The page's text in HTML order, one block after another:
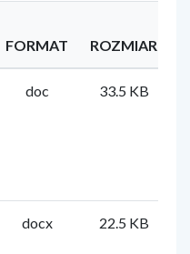
FORMAT ROZMIAR
doc 33.5 KB
docx 22.5 KB